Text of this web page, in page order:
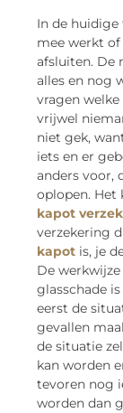
In de
mee werkt
afsluiten. De
alles en nog
vragen
vrijwel
niet gek,
iets en er
anders voor,
oplopen. Het
kapot
verzekering
kapot is, je
De
glasschade
eerst de
gevallen
de situatie
kan worden
tevoren nog
worden dan